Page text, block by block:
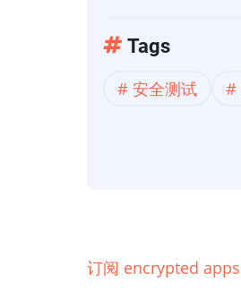
【安
测
Tags
安全测试
订阅 encrypted apps